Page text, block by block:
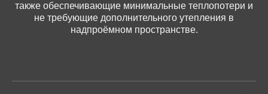
также обеспечивающие минимальные теплопотери и
не требующие дополнительного утепления в
надпроёмном пространстве.